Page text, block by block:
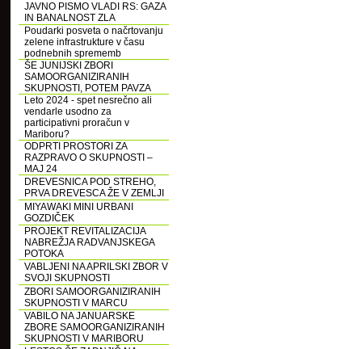
JAVNO PISMO VLADI RS: GAZA
IN BANALNOST ZLA
Poudarki posveta o načrtovanju
zelene infrastrukture v času
podnebnih sprememb
ŠE JUNIJSKI ZBORI
SAMOORGANIZIRANIH
SKUPNOSTI, POTEM PAVZA
Leto 2024 - spet nesrečno ali
vendarle usodno za
participativni proračun v
Mariboru?
ODPRTI PROSTORI ZA
RAZPRAVO O SKUPNOSTI –
MAJ 24
DREVESNICA POD STREHO,
PRVA DREVESCA ŽE V ZEMLJI
MIYAWAKI MINI URBANI
GOZDIČEK
PROJEKT REVITALIZACIJA
NABREŽJA RADVANJSKEGA
POTOKA
VABLJENI NA APRILSKI ZBOR V
SVOJI SKUPNOSTI
ZBORI SAMOORGANIZIRANIH
SKUPNOSTI V MARCU
VABILO NA JANUARSKE
ZBORE SAMOORGANIZIRANIH
SKUPNOSTI V MARIBORU